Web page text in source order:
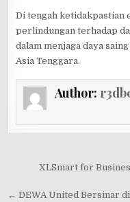
Di tengah ketidakpastian
perlindungan terhadap
dalam menjaga daya
Asia Tenggara.
Author:
Post
navigation
XLSmart for
← DEWA United Bersinar di